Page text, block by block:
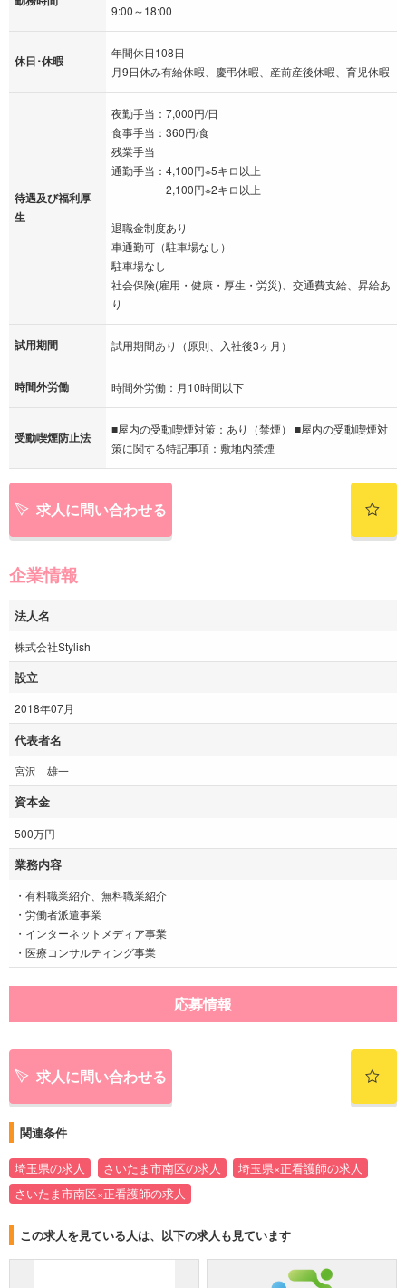
9:00～18:00
休日･休暇
年間休日108日
月9日休み有給休暇、慶弔休暇、産前産後休暇、育児休暇
待遇及び福利厚
生
夜勤手当：7,000円/日
食事手当：360円/食
残業手当
通勤手当：4,100円※5キロ以上
2,100円※2キロ以上
退職金制度あり
車通勤可（駐車場なし）
駐車場なし
社会保険(雇用・健康・厚生・労災)、交通費支給、昇給あ
り
試用期間 試用期間あり（原則、入社後3ヶ月）
時間外労働 時間外労働：月10時間以下
受動喫煙防止法
■屋内の受動喫煙対策：あり（禁煙） ■屋内の受動喫煙対
策に関する特記事項：敷地内禁煙
求人に問い合わせる
企業情報
法人名
株式会社Stylish
設立
2018年07月
代表者名
宮沢 雄一
資本金
500万円
業務内容
・有料職業紹介、無料職業紹介
・労働者派遣事業
・インターネットメディア事業
・医療コンサルティング事業
応募情報
求人に問い合わせる
関連条件
埼玉県の求人 さいたま市南区の求人
埼玉県×正看護師の求人
さいたま市南区×正看護師の求人
この求人を見ている人は、以下の求人も見ています